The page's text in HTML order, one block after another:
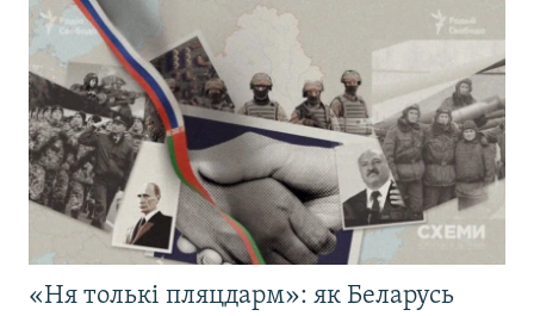
«Ня толькі пляцдарм»: як Беларусь